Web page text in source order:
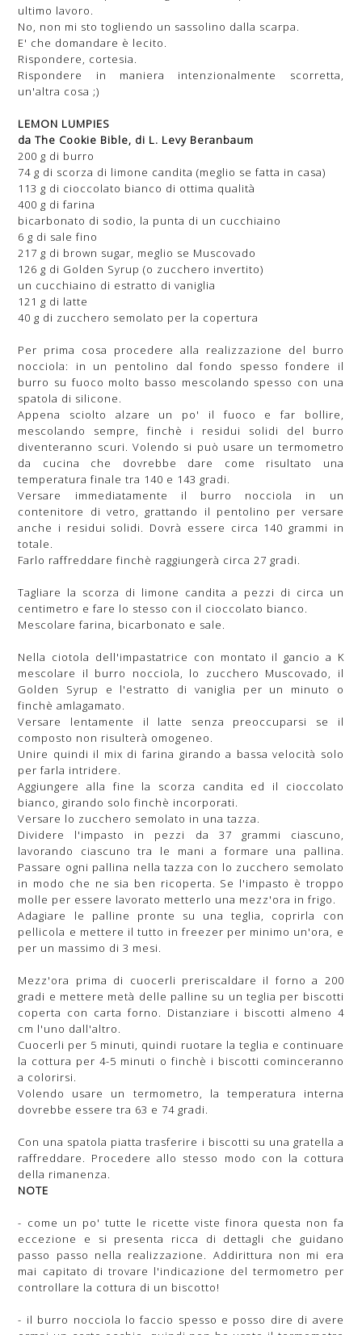
ultimo lavoro.
No, non mi sto togliendo un sassolino dalla scarpa.
E' che domandare è lecito.
Rispondere, cortesia.
Rispondere in maniera intenzionalmente scorretta,
un'altra cosa ;)
LEMON LUMPIES
da The Cookie Bible, di L. Levy Beranbaum
200 g di burro
74 g di scorza di limone candita (meglio se fatta in casa)
113 g di cioccolato bianco di ottima qualità
400 g di farina
bicarbonato di sodio, la punta di un cucchiaino
6 g di sale fino
217 g di brown sugar, meglio se Muscovado
126 g di Golden Syrup (o zucchero invertito)
un cucchiaino di estratto di vaniglia
121 g di latte
40 g di zucchero semolato per la copertura
Per prima cosa procedere alla realizzazione del burro
nocciola: in un pentolino dal fondo spesso fondere il
burro su fuoco molto basso mescolando spesso con una
spatola di silicone.
Appena sciolto alzare un po' il fuoco e far bollire,
mescolando sempre, finchè i residui solidi del burro
diventeranno scuri. Volendo si può usare un termometro
da cucina che dovrebbe dare come risultato una
temperatura finale tra 140 e 143 gradi.
Versare immediatamente il burro nocciola in un
contenitore di vetro, grattando il pentolino per versare
anche i residui solidi. Dovrà essere circa 140 grammi in
totale.
Farlo raffreddare finchè raggiungerà circa 27 gradi.
Tagliare la scorza di limone candita a pezzi di circa un
centimetro e fare lo stesso con il cioccolato bianco.
Mescolare farina, bicarbonato e sale.
Nella ciotola dell'impastatrice con montato il gancio a K
mescolare il burro nocciola, lo zucchero Muscovado, il
Golden Syrup e l'estratto di vaniglia per un minuto o
finchè amlagamato.
Versare lentamente il latte senza preoccuparsi se il
composto non risulterà omogeneo.
Unire quindi il mix di farina girando a bassa velocità solo
per farla intridere.
Aggiungere alla fine la scorza candita ed il cioccolato
bianco, girando solo finchè incorporati.
Versare lo zucchero semolato in una tazza.
Dividere l'impasto in pezzi da 37 grammi ciascuno,
lavorando ciascuno tra le mani a formare una pallina.
Passare ogni pallina nella tazza con lo zucchero semolato
in modo che ne sia ben ricoperta. Se l'impasto è troppo
molle per essere lavorato metterlo una mezz'ora in frigo.
Adagiare le palline pronte su una teglia, coprirla con
pellicola e mettere il tutto in freezer per minimo un'ora, e
per un massimo di 3 mesi.
Mezz'ora prima di cuocerli preriscaldare il forno a 200
gradi e mettere metà delle palline su un teglia per biscotti
coperta con carta forno. Distanziare i biscotti almeno 4
cm l'uno dall'altro.
Cuocerli per 5 minuti, quindi ruotare la teglia e continuare
la cottura per 4-5 minuti o finchè i biscotti cominceranno
a colorirsi.
Volendo usare un termometro, la temperatura interna
dovrebbe essere tra 63 e 74 gradi.
Con una spatola piatta trasferire i biscotti su una gratella a
raffreddare. Procedere allo stesso modo con la cottura
della rimanenza.
NOTE
- come un po' tutte le ricette viste finora questa non fa
eccezione e si presenta ricca di dettagli che guidano
passo passo nella realizzazione. Addirittura non mi era
mai capitato di trovare l'indicazione del termometro per
controllare la cottura di un biscotto!
- il burro nocciola lo faccio spesso e posso dire di avere